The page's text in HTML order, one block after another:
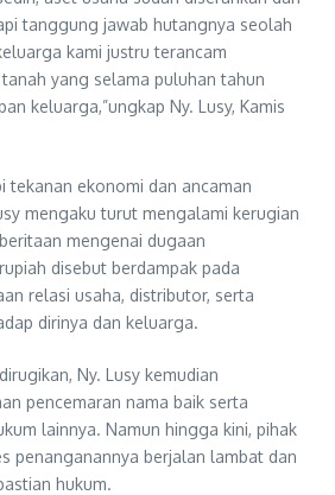
tanggung jawab hutangnya seolah
kami justru terancam
yang selama puluhan tahun
keluarga,”ungkap Ny. Lusy, Kamis
tekanan ekonomi dan ancaman
mengaku turut mengalami kerugian
mengenai dugaan
disebut berdampak pada
relasi usaha, distributor, serta
dirinya dan keluarga.
Ny. Lusy kemudian
pencemaran nama baik serta
lainnya. Namun hingga kini, pihak
penanganannya berjalan lambat dan
hukum.